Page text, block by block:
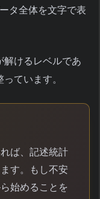
タ全体を文字で表
解けるレベルであ
ています。
ば、記述統計
す。もし不安
始めることを